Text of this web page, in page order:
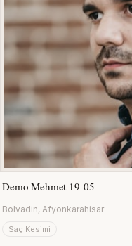
Demo Mehmet 19-05
Bolvadin, Afyonkarahisar
Saç Kesimi